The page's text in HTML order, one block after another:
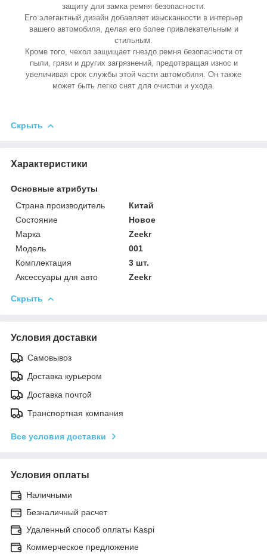
защиту для замка ремня безопасности.
Его элегантный дизайн добавляет изысканности в интерьер
вашего автомобиля, делая его более привлекательным и
стильным.
Кроме того, чехол защищает гнездо ремня безопасности от
пыли, грязи и других загрязнений, предотвращая износ и
увеличивая срок службы этой части автомобиля. Он также
может быть легко снят для очистки и ухода.
Скрыть
Характеристики
Основные атрибуты
Страна производитель
Китай
Состояние
Новое
Марка
Zeekr
Модель
001
Комплектация
3 шт.
Аксессуары для авто
Zeekr
Скрыть
Условия доставки
Самовывоз
Доставка курьером
Доставка почтой
Транспортная компания
Все условия доставки
Условия оплаты
Наличными
Безналичный расчет
Удаленный способ оплаты Kaspi
Коммерческое предложение